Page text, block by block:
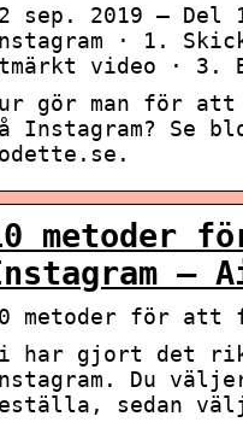
sep. 2019 —
· 1.
video · 3.
gör man för att
Instagram? Se
metoder
–
metoder för att
har gjort det
Du
sedan